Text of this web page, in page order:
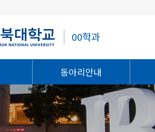
00학과
동아리안내